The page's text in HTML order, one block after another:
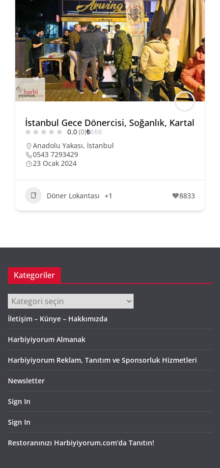
İstanbul Gece Dönercisi, Soğanlık, Kartal
0.0(0)₺₺₺₺
Anadolu Yakası, İstanbul
0543 7293429
23 Ocak 2024
Döner Lokantası +1 8833
Kategoriler
Kategoriler
İletişim – Künye – Hakkımızda
Harbiyiyorum Almanak
Harbiyiyorum Reklam, Tanıtım ve Sponsorluk Hizmetleri
Newsletter
Sign In
Sign In
Restoranınızı Harbiyiyorum.com’da Tanıtın!